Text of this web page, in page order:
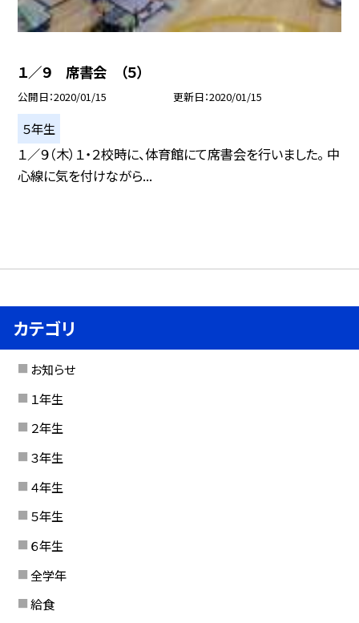
１／９ 席書会 （５）
公開日 2020/01/15 更新日 2020/01/15
５年生
１／９（木）１・２校時に、体育館にて席書会を行いました。 中
心線に気を付けながら...
カテゴリ
お知らせ
１年生
２年生
３年生
４年生
５年生
６年生
全学年
給食